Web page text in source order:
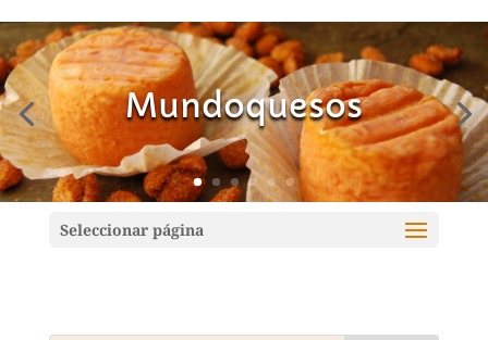
Mundoquesos
Seleccionar página